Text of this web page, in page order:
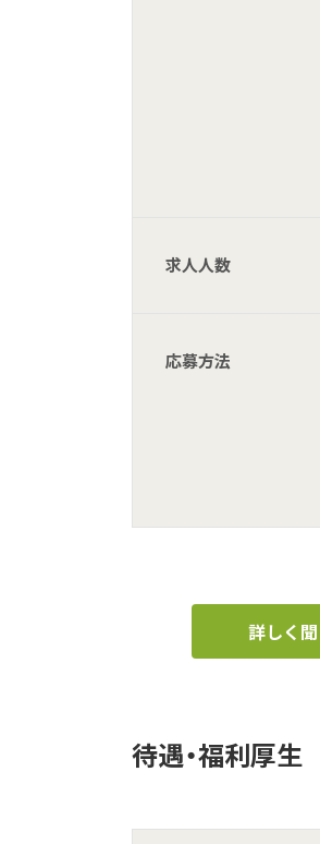
求人人数
応募方法
詳しく
待遇・福利厚生